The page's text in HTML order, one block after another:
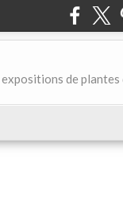
expositions de